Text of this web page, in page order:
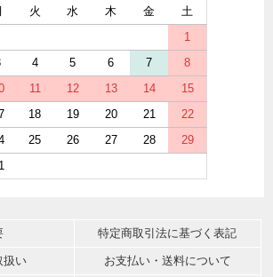
火 水 木 金
土
1
4 5 6 7
8
11 12 13 14
15
18 19 20 21
22
25 26 27 28
29
特定商取引法に基づく表記
扱い お支払い・送料について